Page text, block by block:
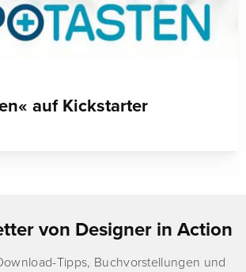
auf Kickstarter
von Designer in Action
Tipps, Buchvorstellungen und